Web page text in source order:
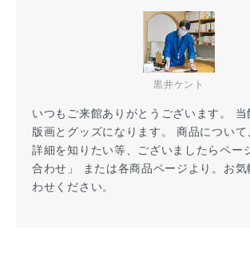
黒井ケント
いつもご来館ありがとうございます。
版画とグッズになります。 商品につい
詳細を知りたい等、ございましたらペー
合わせ」 または各商品ページより。お気
わせください。